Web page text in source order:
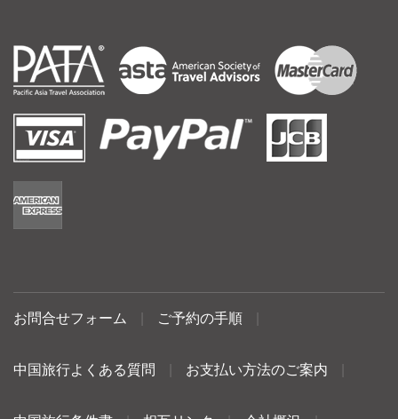
お問合せフォーム ご予約の手順
中国旅行よくある質問 お支払い方法のご案内